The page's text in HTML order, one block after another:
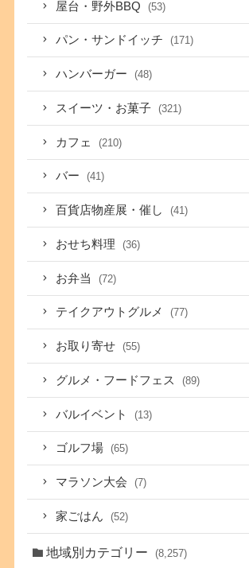
屋台・野外BBQ (53)
パン・サンドイッチ (171)
ハンバーガー (48)
スイーツ・お菓子 (321)
カフェ (210)
バー (41)
百貨店物産展・催し (41)
おせち料理 (36)
お弁当 (72)
テイクアウトグルメ (77)
お取り寄せ (55)
グルメ・フードフェス (89)
バルイベント (13)
ゴルフ場 (65)
マラソン大会 (7)
家ごはん (52)
地域別カテゴリー (8,257)